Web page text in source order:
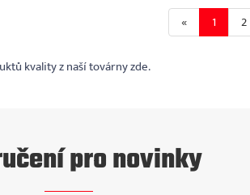
« 1 2
kvality z naší továrny zde.
pro novinky